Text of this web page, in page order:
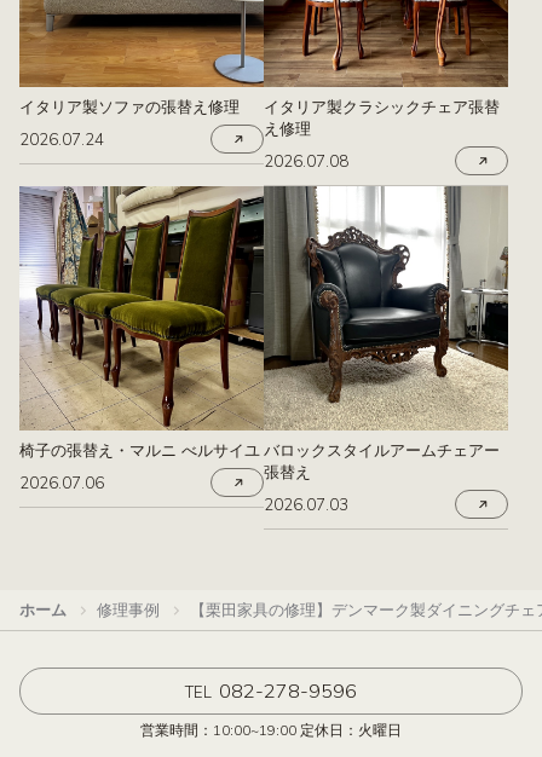
イタリア製ソファの張替え修理
2026.07.24
イタリア製クラシックチェア張替
え修理
2026.07.08
椅子の張替え・マルニ べルサイユ
2026.07.06
バロックスタイルアームチェアー
張替え
2026.07.03
ホーム 修理事例 【栗田家具の修理】デンマーク製ダイニングチ
TEL 082-278-9596
営業時間：10:00~19:00 定休日：火曜日